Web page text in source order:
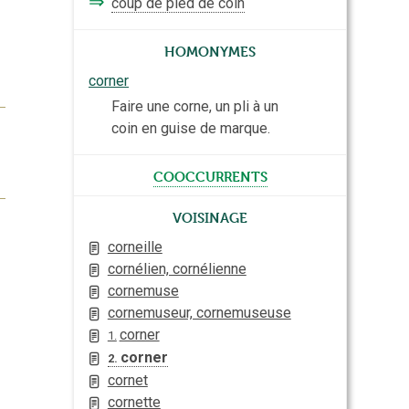
Homonymes
corner
Faire une corne, un pli à un
coin en guise de marque.
cooccurrents
Voisinage
corneille
cornélien, cornélienne
cornemuse
cornemuseur, cornemuseuse
1. corner
2. corner
cornet
cornette